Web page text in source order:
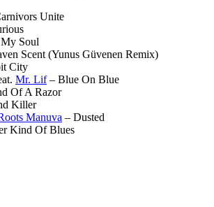
Unite
Soul
Scent (Yunus Güvenen Remix)
City
Mr. Lif– Blue On Blue
Of A Razor
Killer
Manuva – Dusted
Kind Of Blues